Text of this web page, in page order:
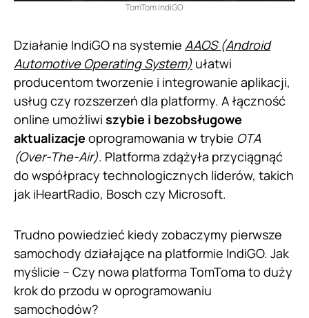
TomTom IndiGO
Działanie IndiGO na systemie AAOS (Android
Automotive Operating System) ułatwi
producentom tworzenie i integrowanie aplikacji,
usług czy rozszerzeń dla platformy. A łączność
online umożliwi szybie i bezobsługowe
aktualizacje oprogramowania w trybie OTA
(Over-The-Air). Platforma zdążyła przyciągnąć
do współpracy technologicznych liderów, takich
jak iHeartRadio, Bosch czy Microsoft.
Trudno powiedzieć kiedy zobaczymy pierwsze
samochody działające na platformie IndiGO. Jak
myślicie – Czy nowa platforma TomToma to duży
krok do przodu w oprogramowaniu
samochodów?